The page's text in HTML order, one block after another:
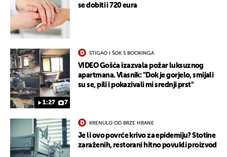
se dobiti i 720 eura
1:27 7
STIGAO I ŠOK S BOOKINGA
VIDEO Gošća izazvala požar luksuznog
apartmana. Vlasnik: "Dok je gorjelo, smijali
su se, pili i pokazivali mi srednji prst"
KRENULO OD BRZE HRANE
Je li ovo povrće krivo za epidemiju? Stotine
zaraženih, restorani hitno povukli proizvod